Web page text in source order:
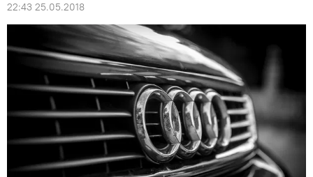
22:43 25.05.2018